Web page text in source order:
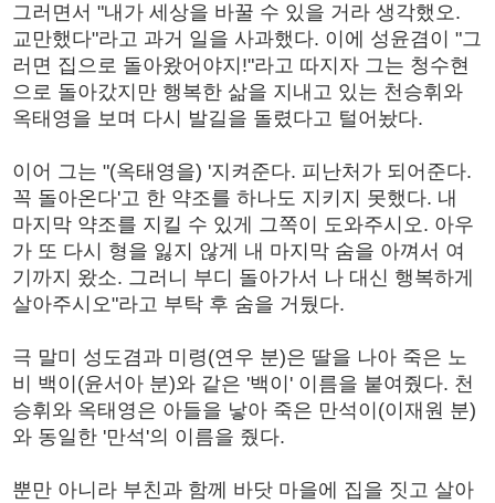
그러면서 "내가 세상을 바꿀 수 있을 거라 생각했오.
교만했다"라고 과거 일을 사과했다. 이에 성윤겸이 "그
러면 집으로 돌아왔어야지!"라고 따지자 그는 청수현
으로 돌아갔지만 행복한 삶을 지내고 있는 천승휘와
옥태영을 보며 다시 발길을 돌렸다고 털어놨다.
이어 그는 "(옥태영을) '지켜준다. 피난처가 되어준다.
꼭 돌아온다'고 한 약조를 하나도 지키지 못했다. 내
마지막 약조를 지킬 수 있게 그쪽이 도와주시오. 아우
가 또 다시 형을 잃지 않게 내 마지막 숨을 아껴서 여
기까지 왔소. 그러니 부디 돌아가서 나 대신 행복하게
살아주시오"라고 부탁 후 숨을 거뒀다.
극 말미 성도겸과 미령(연우 분)은 딸을 나아 죽은 노
비 백이(윤서아 분)와 같은 '백이' 이름을 붙여줬다. 천
승휘와 옥태영은 아들을 낳아 죽은 만석이(이재원 분)
와 동일한 '만석'의 이름을 줬다.
뿐만 아니라 부친과 함께 바닷 마을에 집을 짓고 살아